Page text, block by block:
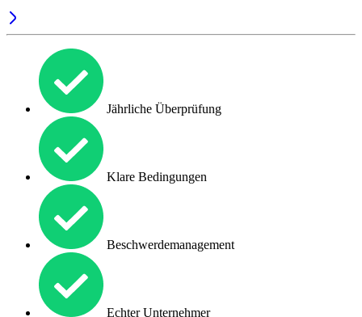
Jährliche Überprüfung
Klare Bedingungen
Beschwerdemanagement
Echter Unternehmer